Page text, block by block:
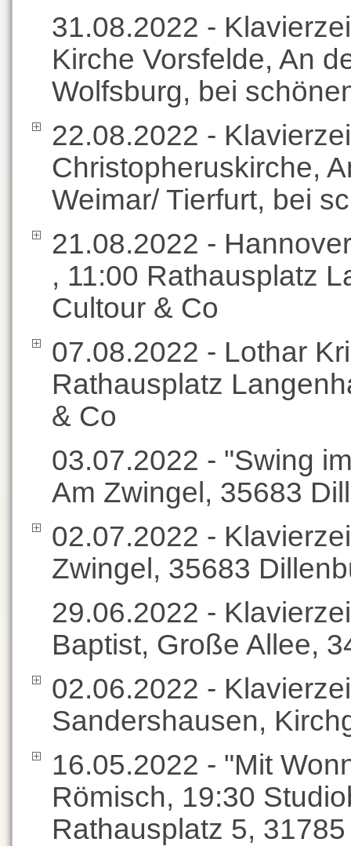
31.08.2022 -
Kirche Vorsfelde, An
Wolfsburg, bei
22.08.2022 -
Christopheruskirche,
Weimar/ Tierfurt, bei
21.08.2022 -
, 11:00 Rathausplatz
Cultour & Co
07.08.2022 - Lothar
Rathausplatz
& Co
03.07.2022 - "Swing
Am Zwingel, 35683
02.07.2022 -
Zwingel, 35683
29.06.2022 -
Baptist, Große Allee,
02.06.2022 -
Sandershausen,
16.05.2022 - "Mit
Römisch, 19:30
Rathausplatz 5,